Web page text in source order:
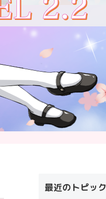
最近のトピック